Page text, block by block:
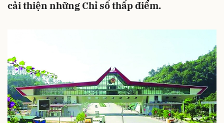
cải thiện những Chỉ số thấp điểm.